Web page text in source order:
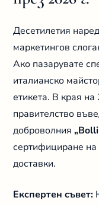
Десетилетия
маркетингов
Ако пазарувате
италианско
етикета. В края
правителство
доброволния
сертифициране на
доставки.
Експертен съвет: